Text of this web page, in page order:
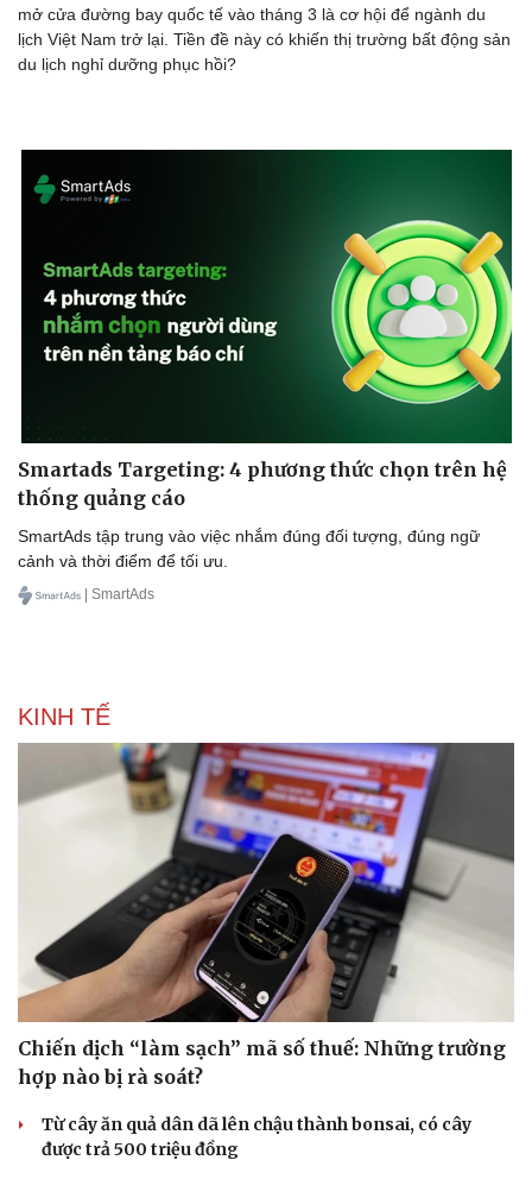
Sân khấu - Điện ảnh
Văn học
Âm nhạc
Di sản
Giải trí
Nghệ sĩ
Thời trang
Sao Việt
mở cửa đường bay quốc tế vào tháng 3 là cơ hội để ngành du
lịch Việt Nam trở lại. Tiền đề này có khiến thị trường bất động sản
du lịch nghỉ dưỡng phục hồi?
Smartads Targeting: 4 phương thức chọn trên hệ
thống quảng cáo
SmartAds tập trung vào việc nhắm đúng đối tượng, đúng ngữ
cảnh và thời điểm để tối ưu.
| SmartAds
KINH TẾ
Chiến dịch “làm sạch” mã số thuế: Những trường
hợp nào bị rà soát?
Từ cây ăn quả dân dã lên chậu thành bonsai, có cây
được trả 500 triệu đồng